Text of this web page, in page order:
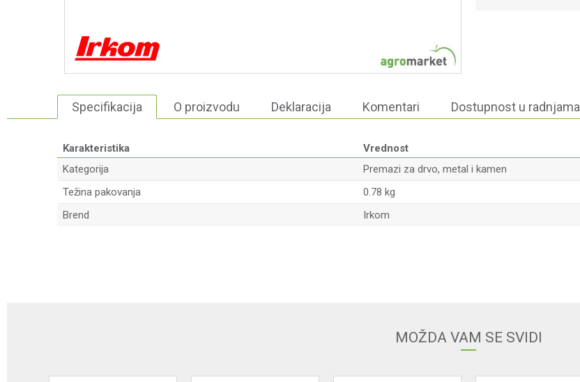
Specifikacija O proizvodu Deklaracija Komentari Dostupnost u radnjama
Karakteristika
Vrednost
Kategorija
Premazi za drvo, metal i kamen
Težina pakovanja
0.78 kg
Brend
Irkom
MOŽDA VAM SE SVIDI